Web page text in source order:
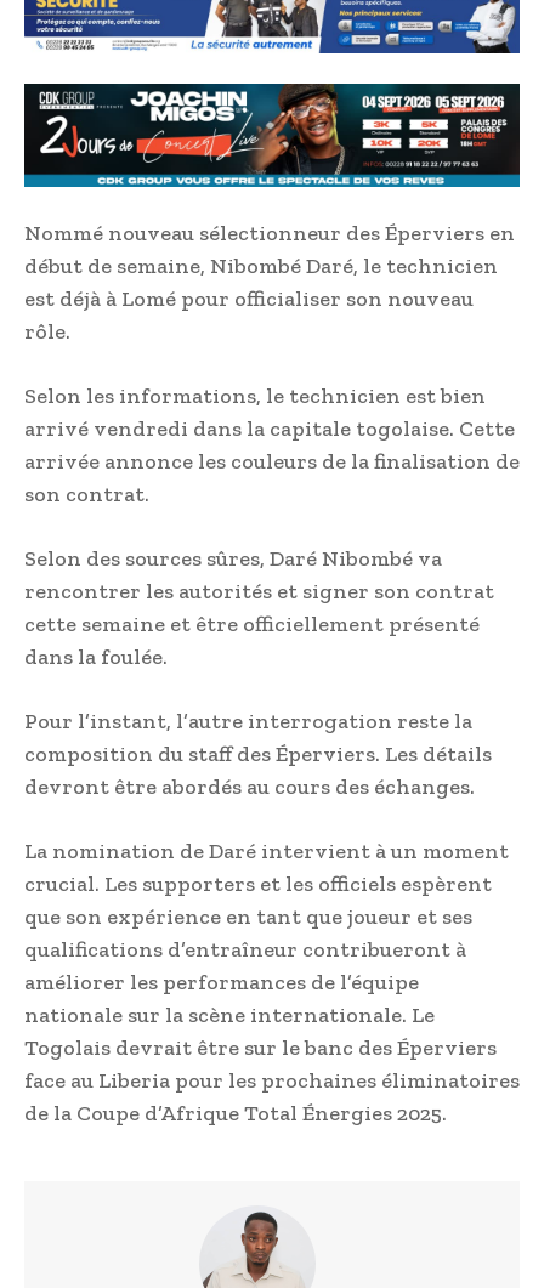
Nommé nouveau sélectionneur des Éperviers en
début de semaine, Nibombé Daré, le technicien
est déjà à Lomé pour officialiser son nouveau
rôle.
Selon les informations, le technicien est bien
arrivé vendredi dans la capitale togolaise. Cette
arrivée annonce les couleurs de la finalisation de
son contrat.
Selon des sources sûres, Daré Nibombé va
rencontrer les autorités et signer son contrat
cette semaine et être officiellement présenté
dans la foulée.
Pour l’instant, l’autre interrogation reste la
composition du staff des Éperviers. Les détails
devront être abordés au cours des échanges.
La nomination de Daré intervient à un moment
crucial. Les supporters et les officiels espèrent
que son expérience en tant que joueur et ses
qualifications d’entraîneur contribueront à
améliorer les performances de l’équipe
nationale sur la scène internationale. Le
Togolais devrait être sur le banc des Éperviers
face au Liberia pour les prochaines éliminatoires
de la Coupe d’Afrique Total Énergies 2025.